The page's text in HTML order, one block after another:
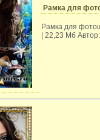
Рамка для
Рамка для
| 22,23 Mб